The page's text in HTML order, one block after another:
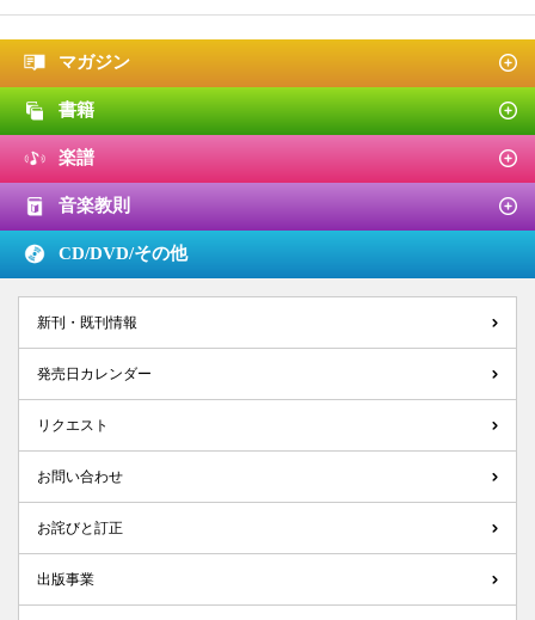
マガジン
書籍
楽譜
音楽教則
CD/DVD/その他
新刊・既刊情報
発売日カレンダー
リクエスト
お問い合わせ
お詫びと訂正
出版事業